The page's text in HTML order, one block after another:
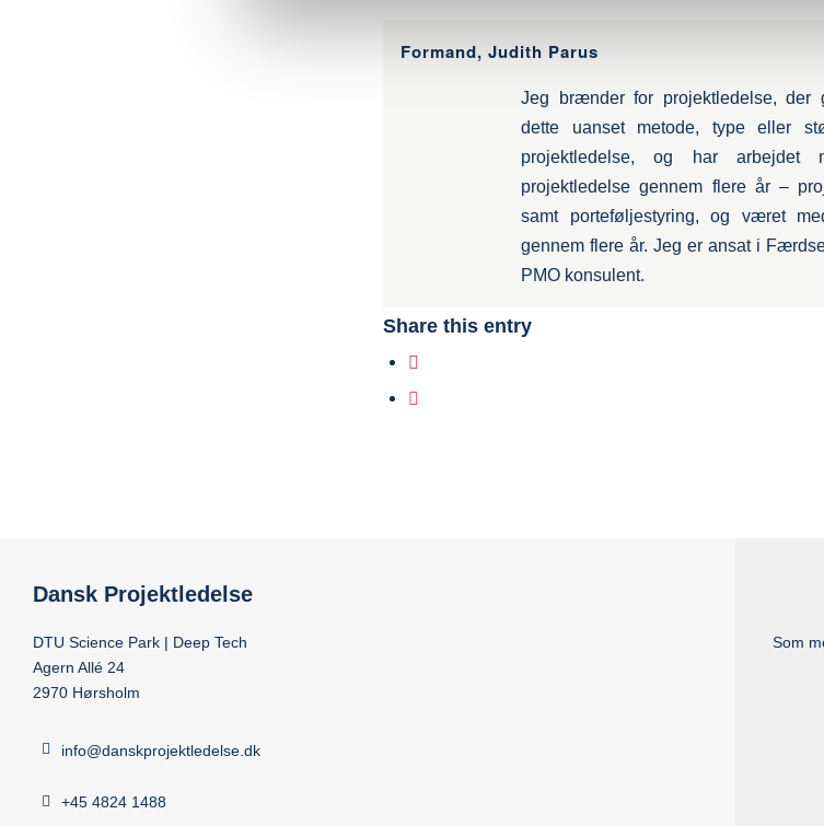
Formand, Judith Parus
Jeg brænder for projektledelse, der
dette uanset metode, type eller
projektledelse, og har arbejdet
projektledelse gennem flere år –
samt porteføljestyring, og været
gennem flere år. Jeg er ansat i
PMO konsulent.
Share this entry
Dansk Projektledelse
DTU Science Park | Deep Tech
Agern Allé 24
2970 Hørsholm
info@danskprojektledelse.dk
+45 4824 1488
Som